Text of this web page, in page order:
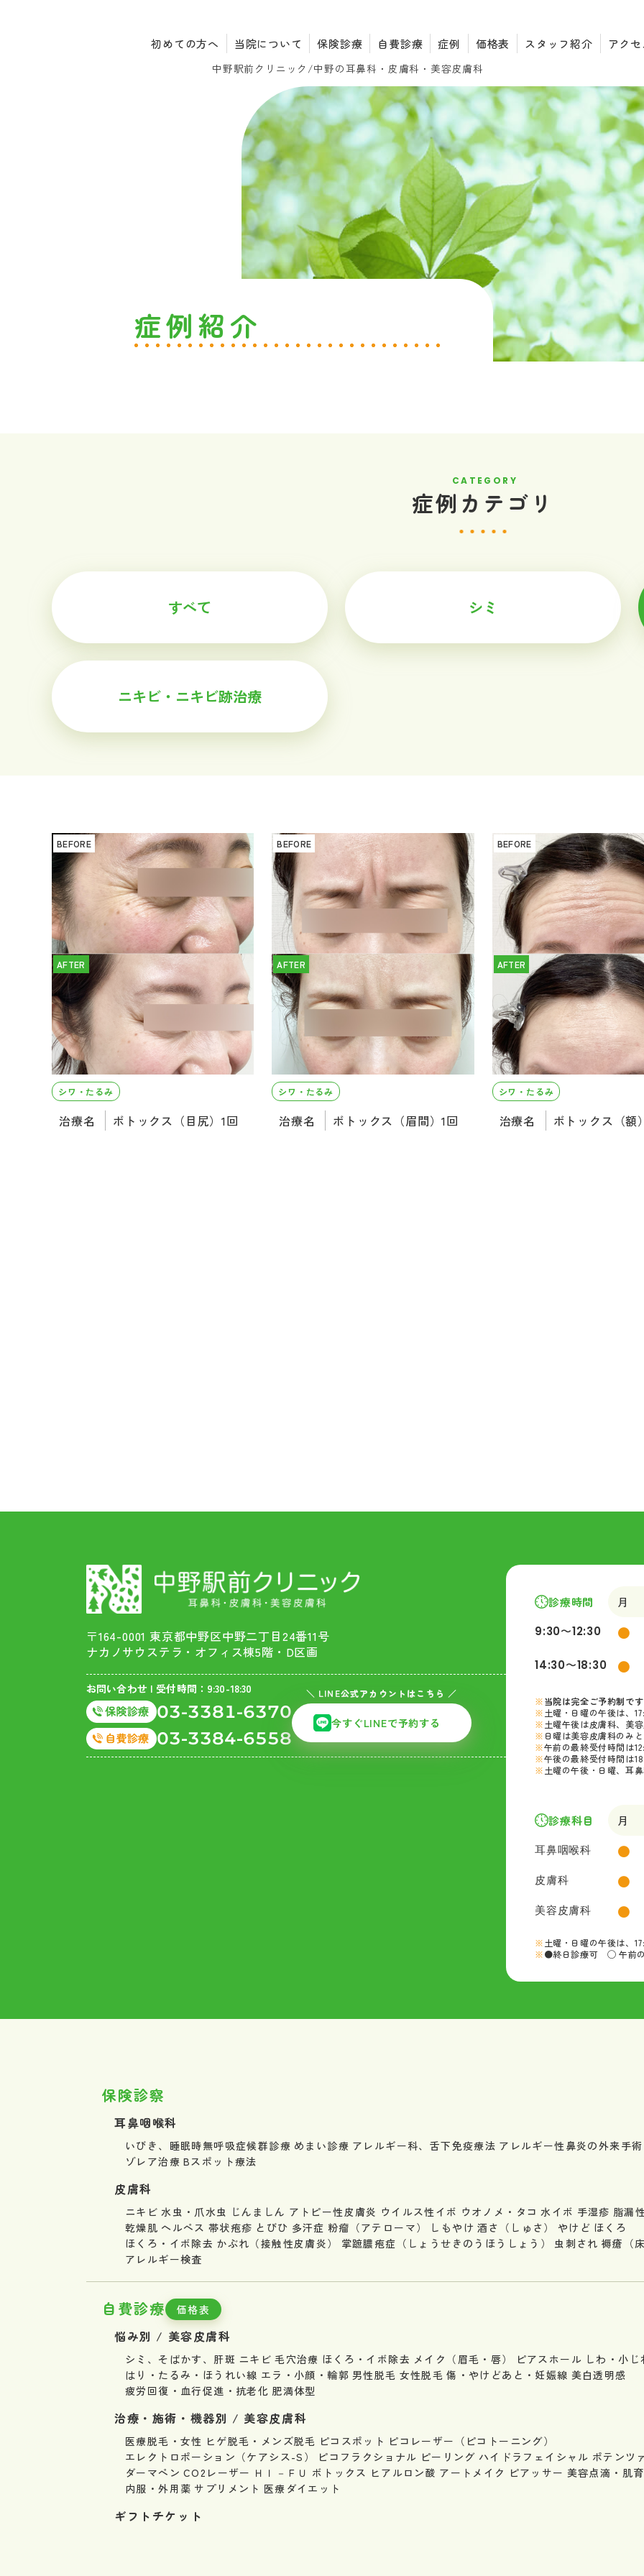
中野駅前クリニック/中野の耳鼻科・皮膚科・ 美容皮膚科
初めての方へ 当院について 保険診療 自費診療 症例 価格表 スタッフ紹介 アク
症例紹介
CATEGORY
症例カテゴリ
すべて シミ
ニキビ・ニキビ跡治療
BEFORE
AFTER
シワ・たるみ
治療名 ボトックス（目尻）1回
BEFORE
AFTER
シワ・たるみ
治療名 ボトックス（眉間）1回
BEFORE
AFTER
シワ・たるみ
治療名 ボトックス（額
〒164-0001 東京都中野区中野二丁目24番11号
ナカノサウステラ・オフィス棟5階・D区画
お問い合わせ | 受付時間：9:30-18:30
03-3381-6370
03-3384-6558
＼ LINE公式アカウントはこちら ／
今すぐLINEで予約する
診療時間
月
9:30〜12:30
●
14:30〜18:30 ●
当院は完全ご予約制で
土曜・日曜の午後は、
土曜午後は皮膚科、美
日曜は美容皮膚科のみ
午前の最終受付時間は
午後の最終受付時間は
土曜の午後・日曜、耳
診療科目
月
耳鼻咽喉科
●
皮膚科 ●
美容皮膚科 ●
土曜・日曜の午後は、
●終日診療可 ◯ 午前
保険診察
耳鼻咽喉科
いびき、睡眠時無呼吸症候群診療 めまい診療 アレルギー科、舌下免疫療法 アレルギー性鼻炎の外来手術
ゾレア治療 Bスポット療法
皮膚科
ニキビ 水虫・爪水虫 じんましん アトピー性皮膚炎 ウイルス性イボ ウオノメ・タコ 水イボ 手湿疹 脂漏
乾燥肌 ヘルペス 帯状疱疹 とびひ 多汗症 粉瘤（アテローマ） しもやけ 酒さ（しゅさ） やけど ほくろ
ほくろ・イボ除去 かぶれ（接触性皮膚炎） 掌蹠膿疱症（しょうせきのうほうしょう） 虫刺され 褥瘡（
アレルギー検査
自費診療 価格表
悩み別 / 美容皮膚科
シミ、そばかす、肝斑 ニキビ 毛穴治療 ほくろ・イボ除去 メイク（眉毛・唇） ピアスホール しわ・小じ
はり・たるみ・ほうれい線 エラ・小顔・輪郭 男性脱毛 女性脱毛 傷・やけどあと・妊娠線 美白透明感
疲労回復・血行促進・抗老化 肥満体型
治療・施術・機器別 / 美容皮膚科
医療脱毛・女性 ヒゲ脱毛・メンズ脱毛 ピコスポット ピコレーザー（ピコトーニング）
エレクトロポーション（ケアシス-S）
ピコフラクショナル ピーリング ハイドラフェイシャル ポテンツ
ダーマペン CO2レーザー ＨＩ－ＦＵ ボトックス ヒアルロン酸 アートメイク ピアッサー 美容点滴・肌
内服・外用薬 サプリメント 医療ダイエット
ギフトチケット